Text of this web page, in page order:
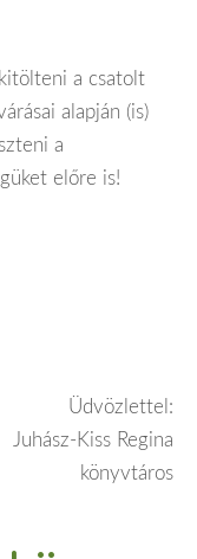
a csatolt
alapján (is)
a
előre is!
Üdvözlettel:
Juhász-Kiss Regina
könyvtáros